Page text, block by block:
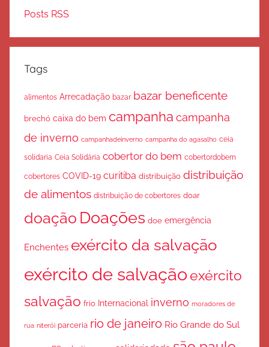
Posts RSS
Tags
alimentos Arrecadação bazar bazar beneficente
brechó caixa do bem campanha campanha
de inverno campanhadeinverno campanha do agasalho ceia
solidaria Ceia Solidária cobertor do bem cobertordobem
cobertores COVID-19 curitiba distribuição distribuição
de alimentos distribuição de cobertores doar
doação Doações doe emergência
Enchentes exército da salvação
exército de salvaçãoexército
salvação frio Internacional inverno moradores de
rua niterói parceria rio de janeiro Rio Grande do Sul